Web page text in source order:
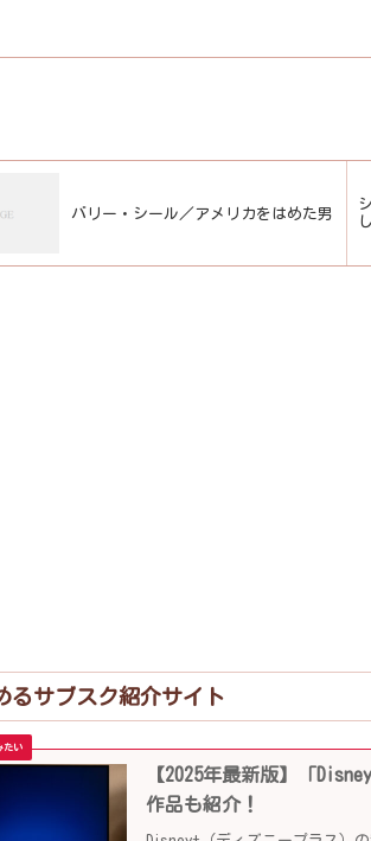
バリー・シール／アメリカをはめた男
るサブスク紹介サイト
【2025年最新版】「
作品も紹介！